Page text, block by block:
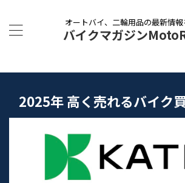
オートバイ、二輪用品の最新情
バイクマガジン
2025年 高く売れるバイク